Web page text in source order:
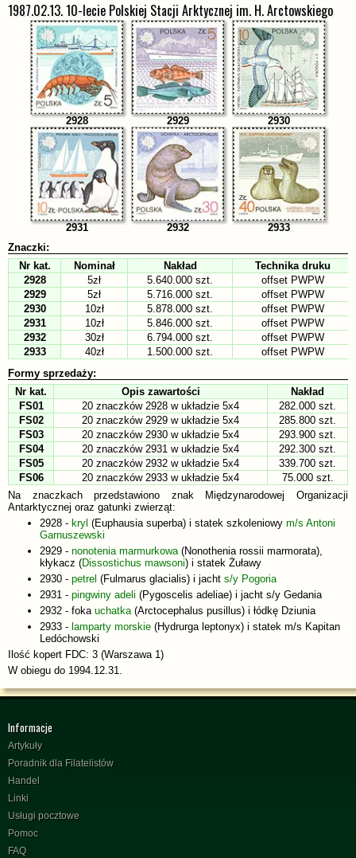
1987.02.13. 10-lecie Polskiej Stacji Arktycznej im. H. Arctowskiego
2928 2929 2930
2931 2932
2933
Znaczki:
Nr kat.
Nominał Nakład
Technika druku
2928
5zł 5.640.000 szt.
offset PWPW
2929
5zł 5.716.000 szt.
offset PWPW
2930
10zł 5.878.000 szt.
offset PWPW
2931
10zł 5.846.000 szt.
offset PWPW
2932
30zł 6.794.000 szt.
offset PWPW
2933
40zł 1.500.000 szt.
offset PWPW
Formy sprzedaży:
Nr kat.
Opis zawartości
Nakład
FS01
20 znaczków 2928 w układzie 5x4
282.000 szt.
FS02
20 znaczków 2929 w układzie 5x4
285.800 szt.
FS03
20 znaczków 2930 w układzie 5x4
293.900 szt.
FS04
20 znaczków 2931 w układzie 5x4
292.300 szt.
FS05
20 znaczków 2932 w układzie 5x4
339.700 szt.
FS06
20 znaczków 2933 w układzie 5x4
75.000 szt.
Na znaczkach przedstawiono znak Międzynarodowej Organizacji
Antarktycznej oraz gatunki zwierząt:
2928 - kryl (Euphausia superba) i statek szkoleniowy m/s Antoni
Garnuszewski
2929 - nonotenia marmurkowa (Nonothenia rossii marmorata),
kłykacz (Dissostichus mawsoni) i statek Żuławy
2930 - petrel (Fulmarus glacialis) i jacht s/y Pogoria
2931 - pingwiny adeli (Pygoscelis adeliae) i jacht s/y Gedania
2932 - foka uchatka (Arctocephalus pusillus) i łódkę Dziunia
2933 - lamparty morskie (Hydrurga leptonyx) i statek m/s Kapitan
Ledóchowski
Ilość kopert FDC: 3 (Warszawa 1)
W obiegu do 1994.12.31.
Informacje
Artykuły
Poradnik dla Filatelistów
Handel
Linki
Usługi pocztowe
Pomoc
FAQ